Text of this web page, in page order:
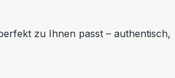
zu Ihnen passt – authentisch,